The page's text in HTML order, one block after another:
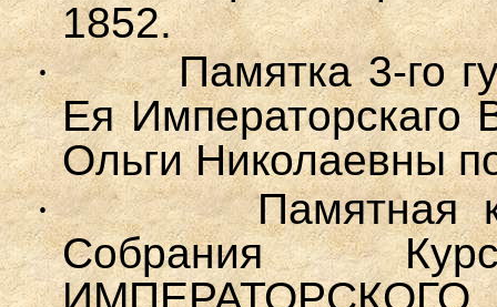
1852.
·
Памятка 3-го
Ея Императорскаго
Ольги Николаевны
·
Памятная
Собрания